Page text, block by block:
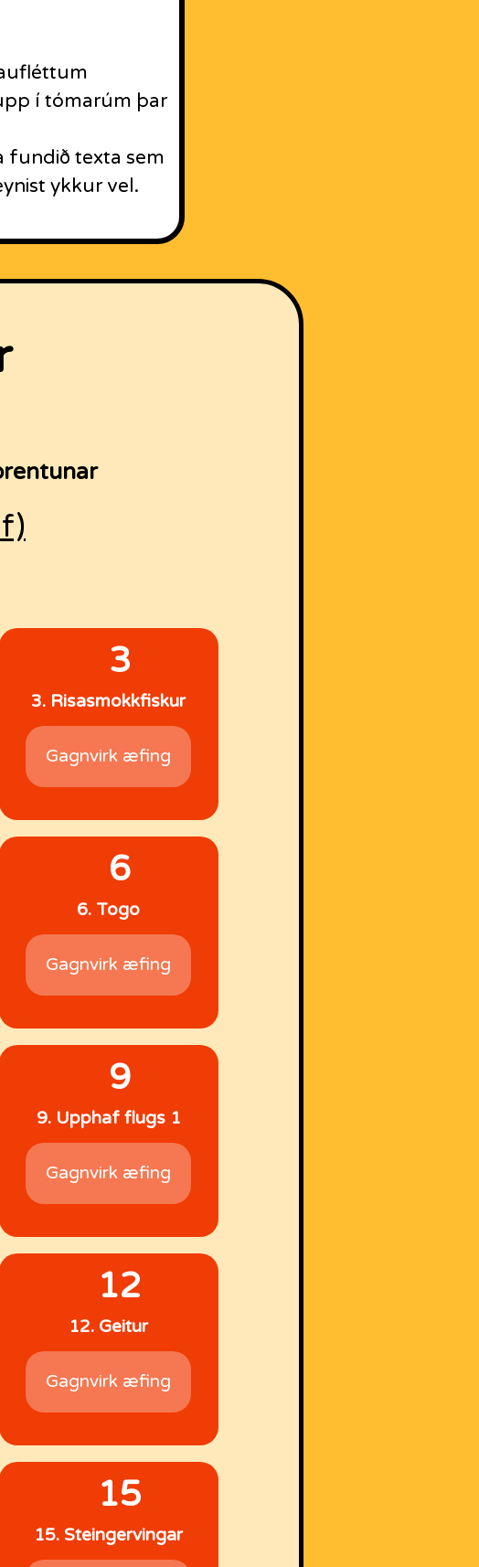
í tómarúm þar
fundið texta sem
ykkur vel.
3
3. Risasmokkfiskur
Gagnvirk æfing
6
6. Togo
Gagnvirk æfing
9
9. Upphaf flugs 1
Gagnvirk æfing
12
12. Geitur
Gagnvirk æfing
15
15. Steingervingar